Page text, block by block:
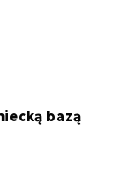
bazą